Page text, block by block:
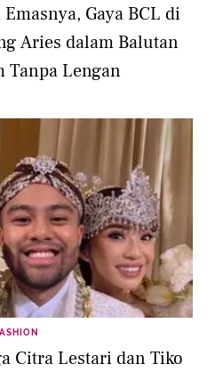
Gaya BCL di
Aries dalam Balutan
Tanpa Lengan
Citra Lestari dan Tiko